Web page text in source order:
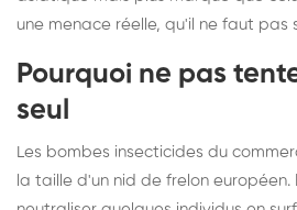
une menace réelle, qu'il ne faut pas
Pourquoi ne pas
seul
Les bombes insecticides du
la taille d'un nid de frelon européen.